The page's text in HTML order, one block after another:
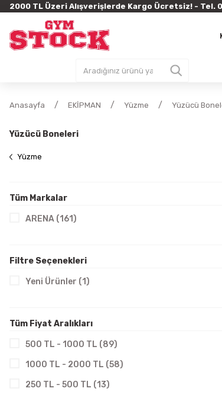
2000 TL Üzeri Alışverişlerde Kargo Ücretsiz! - Tel.
Anasayfa EKİPMAN Yüzme Yüzücü
Yüzücü Boneleri
Yüzme
Tüm Markalar
ARENA (161)
Filtre Seçenekleri
Yeni Ürünler (1)
Tüm Fiyat Aralıkları
500 TL - 1000 TL (89)
1000 TL - 2000 TL (58)
250 TL - 500 TL (13)